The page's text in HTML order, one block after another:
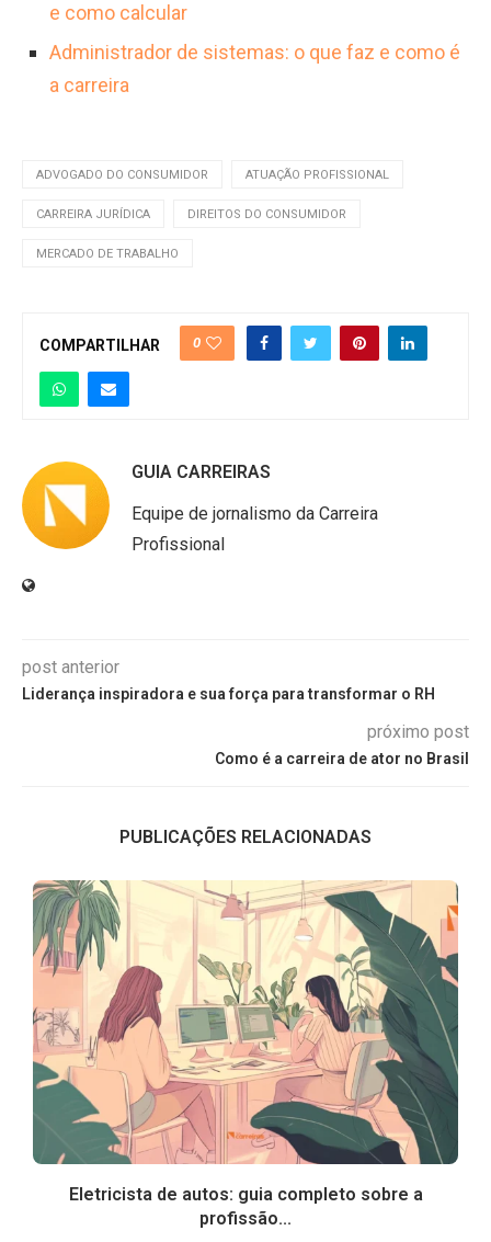
e como calcular
Administrador de sistemas: o que faz e como é
a carreira
ADVOGADO DO CONSUMIDOR ATUAÇÃO PROFISSIONAL
CARREIRA JURÍDICA DIREITOS DO CONSUMIDOR
MERCADO DE TRABALHO
COMPARTILHAR 0
GUIA CARREIRAS
Equipe de jornalismo da Carreira
Profissional
post anterior
Liderança inspiradora e sua força para transformar o RH
próximo post
Como é a carreira de ator no Brasil
PUBLICAÇÕES RELACIONADAS
Eletricista de autos: guia completo sobre a
profissão...